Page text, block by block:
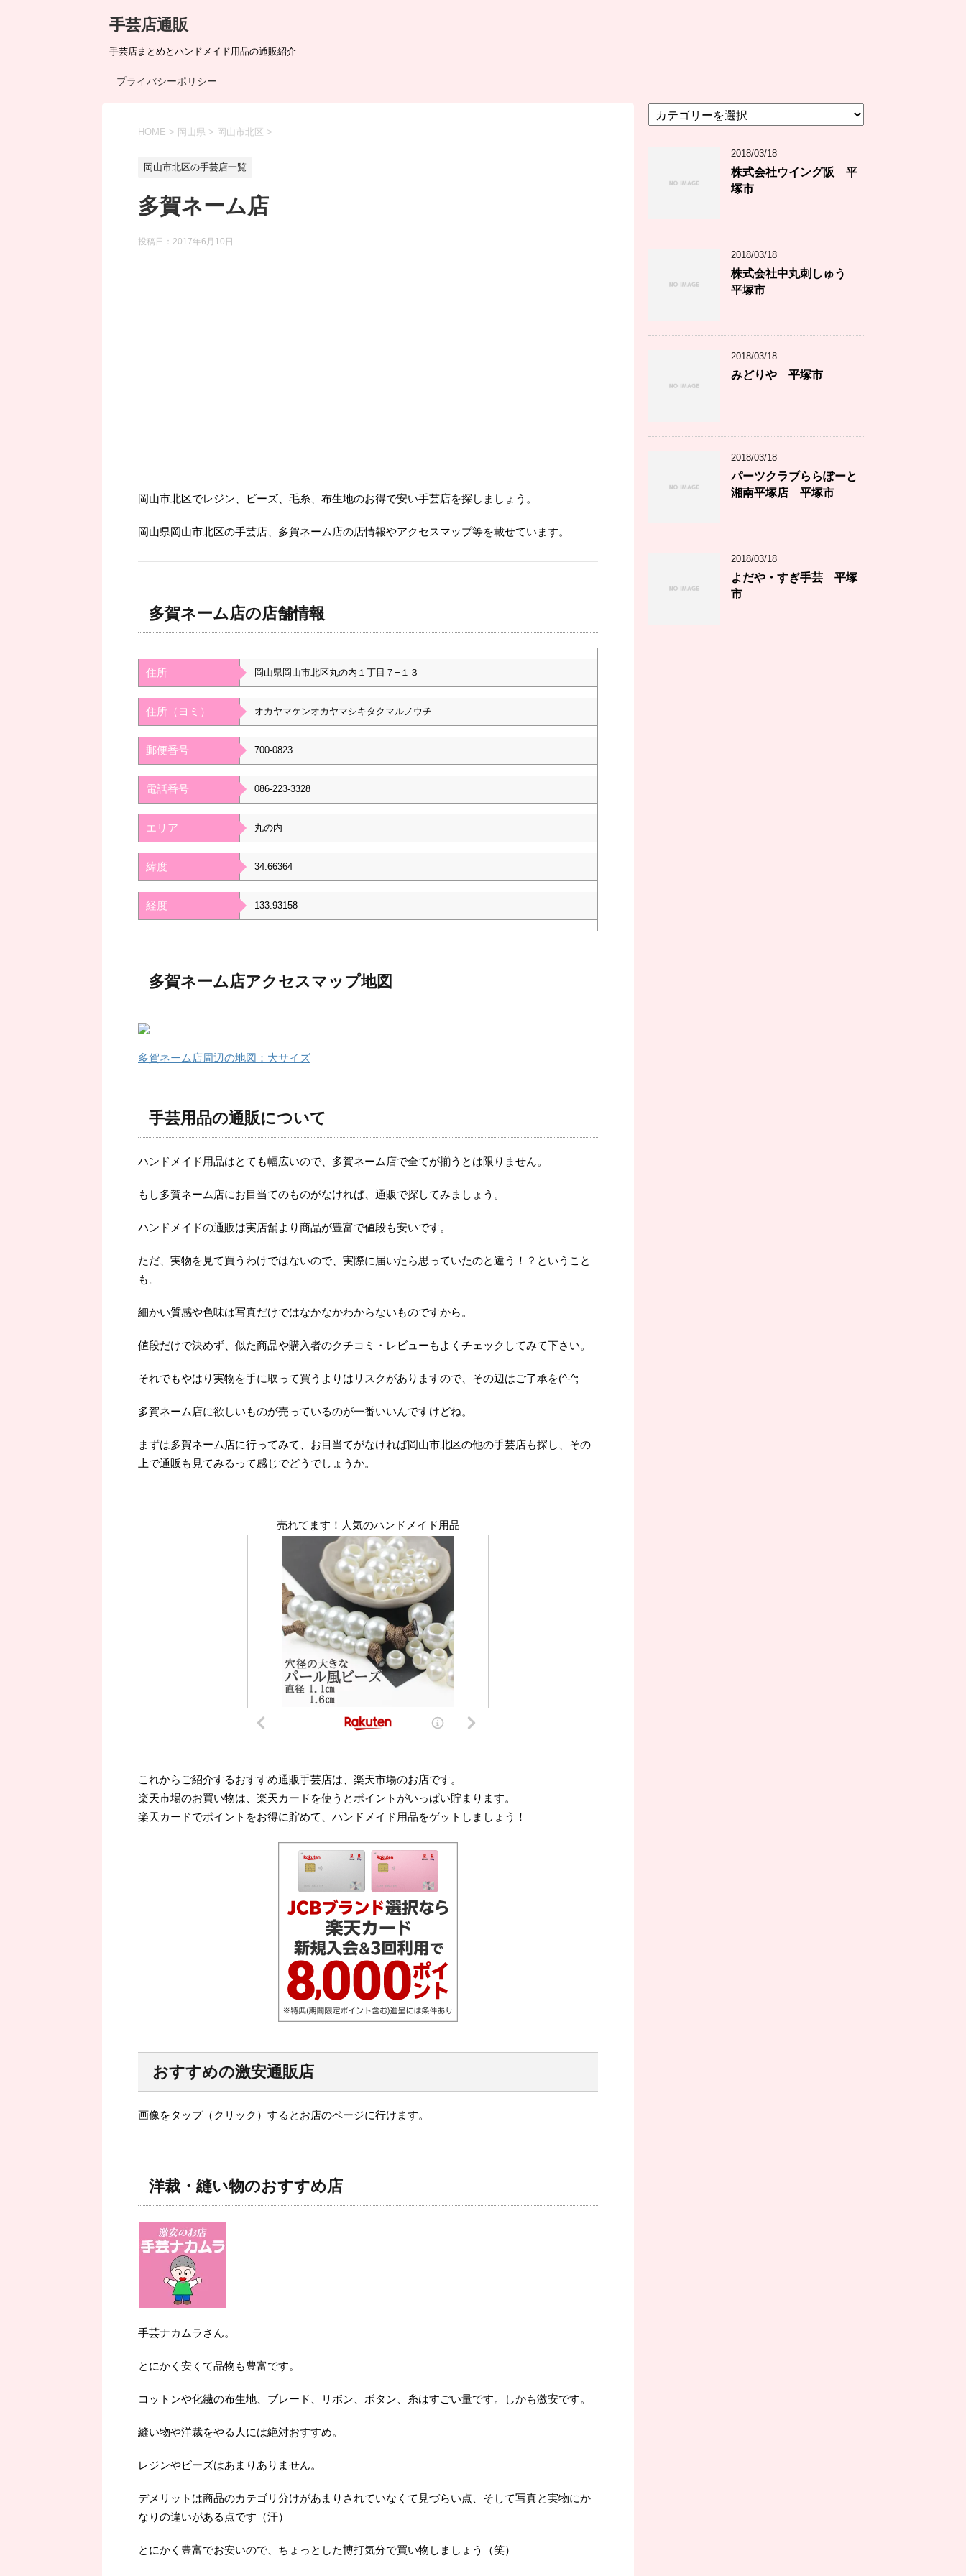
手芸店通販
手芸店まとめとハンドメイド用品の通販紹介
プライバシーポリシー
HOME > 岡山県 > 岡山市北区 >
岡山市北区の手芸店一覧
多賀ネーム店
投稿日： 2017年6月10日
岡山市北区でレジン、ビーズ、毛糸、布生地のお得で安い手芸店を探しましょう。
岡山県岡山市北区の手芸店、多賀ネーム店の店情報やアクセスマップ等を載せています。
多賀ネーム店の店舗情報
住所 岡山県岡山市北区丸の内１丁目７−１３
住所（ヨミ） オカヤマケンオカヤマシキタクマルノウチ
郵便番号 700-0823
電話番号 086-223-3328
エリア 丸の内
緯度 34.66364
経度 133.93158
多賀ネーム店アクセスマップ地図
多賀ネーム店周辺の地図：大サイズ
手芸用品の通販について
ハンドメイド用品はとても幅広いので、多賀ネーム店で全てが揃うとは限りません。
もし多賀ネーム店にお目当てのものがなければ、通販で探してみましょう。
ハンドメイドの通販は実店舗より商品が豊富で値段も安いです。
ただ、実物を見て買うわけではないので、実際に届いたら思っていたのと違う！？ということ
も。
細かい質感や色味は写真だけではなかなかわからないものですから。
値段だけで決めず、似た商品や購入者のクチコミ・レビューもよくチェックしてみて下さい。
それでもやはり実物を手に取って買うよりはリスクがありますので、その辺はご了承を(^-^;
多賀ネーム店に欲しいものが売っているのが一番いいんですけどね。
まずは多賀ネーム店に行ってみて、お目当てがなければ岡山市北区の他の手芸店も探し、その
上で通販も見てみるって感じでどうでしょうか。
売れてます！人気のハンドメイド用品
これからご紹介するおすすめ通販手芸店は、楽天市場のお店です。
楽天市場のお買い物は、楽天カードを使うとポイントがいっぱい貯まります。
楽天カードでポイントをお得に貯めて、ハンドメイド用品をゲットしましょう！
おすすめの激安通販店
画像をタップ（クリック）するとお店のページに行けます。
洋裁・縫い物のおすすめ店
手芸ナカムラさん。
とにかく安くて品物も豊富です。
コットンや化繊の布生地、ブレード、リボン、ボタン、糸はすごい量です。しかも激安です。
縫い物や洋裁をやる人には絶対おすすめ。
レジンやビーズはあまりありません。
デメリットは商品のカテゴリ分けがあまりされていなくて見づらい点、そして写真と実物にか
なりの違いがある点です（汗）
とにかく豊富でお安いので、ちょっとした博打気分で買い物しましょう（笑）
テ
2018/03/18
株式会社ウイング阪 平
塚市
2018/03/18
株式会社中丸刺しゅう
平塚市
2018/03/18
みどりや 平塚市
2018/03/18
パーツクラブららぽーと
湘南平塚店 平塚市
2018/03/18
よだや・すぎ手芸 平塚
市